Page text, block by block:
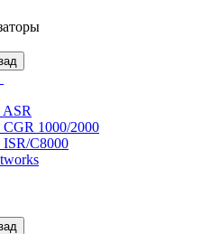
ASR
CGR 1000/2000
ISR/С8000